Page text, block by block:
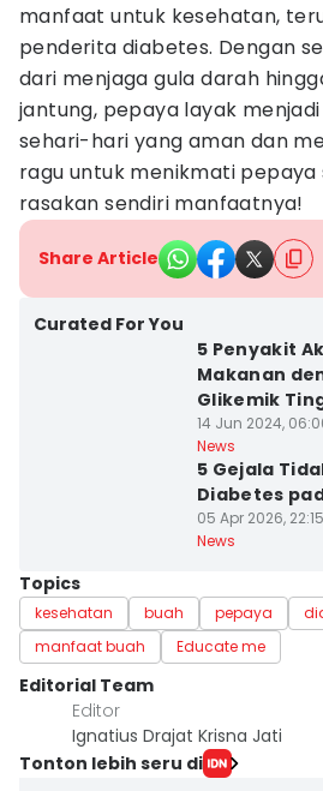
manfaat untuk kesehatan,
penderita diabetes. Dengan
dari menjaga gula darah
jantung, pepaya layak
sehari-hari yang aman dan
ragu untuk menikmati
rasakan sendiri manfaatnya!
Share Article
Curated For You
5 Penyakit
Makanan
Glikemik
14 Jun 2024,
News
5 Gejala
Diabetes
05 Apr 2026,
News
Topics
kesehatan buah pepaya
manfaat buah
Educate me
Editorial Team
Editor
Ignatius Drajat Krisna Jati
Tonton lebih seru di